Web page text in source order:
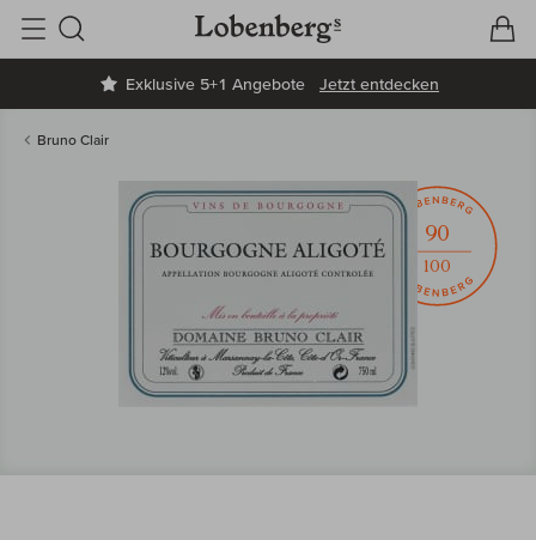
Exklusive 5+1 Angebote Jetzt entdecken
Suche
Bruno Clair
90
100